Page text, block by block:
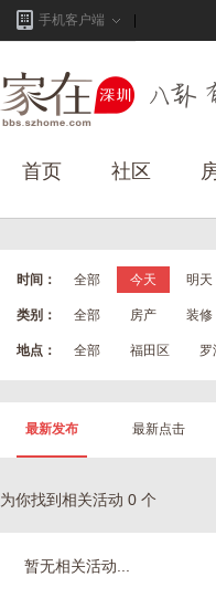
手机客户端
首页 社区
时间： 全部 今天 明天
类别： 全部 房产 装修
地点： 全部 福田区 罗
最新发布 最新点击
为你找到相关活动 0 个
暂无相关活动...